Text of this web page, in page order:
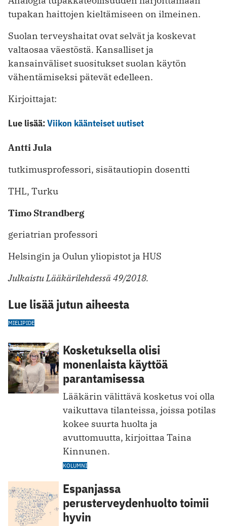
tupakan haittojen kieltämiseen on ilmeinen.
Suolan terveyshaitat ovat selvät ja koskevat
valtaosaa väestöstä. Kansalliset ja
kansainväliset suositukset suolan käytön
vähentämiseksi pätevät edelleen.
Kirjoittajat:
Lue lisää:Viikon käänteiset uutiset
Antti Jula
tutkimusprofessori, sisätautiopin dosentti
THL, Turku
Timo Strandberg
geriatrian professori
Helsingin ja Oulun yliopistot ja HUS
Julkaistu Lääkärilehdessä 49/2018.
Lue lisää jutun aiheesta
MIELIPIDE
Kosketuksella olisi
monenlaista käyttöä
parantamisessa
Lääkärin välittävä kosketus voi olla
vaikuttava tilanteissa, joissa potilas
kokee suurta huolta ja
avuttomuutta, kirjoittaa Taina
Kinnunen.
KOLUMNI
Espanjassa
perusterveydenhuolto toimii
hyvin